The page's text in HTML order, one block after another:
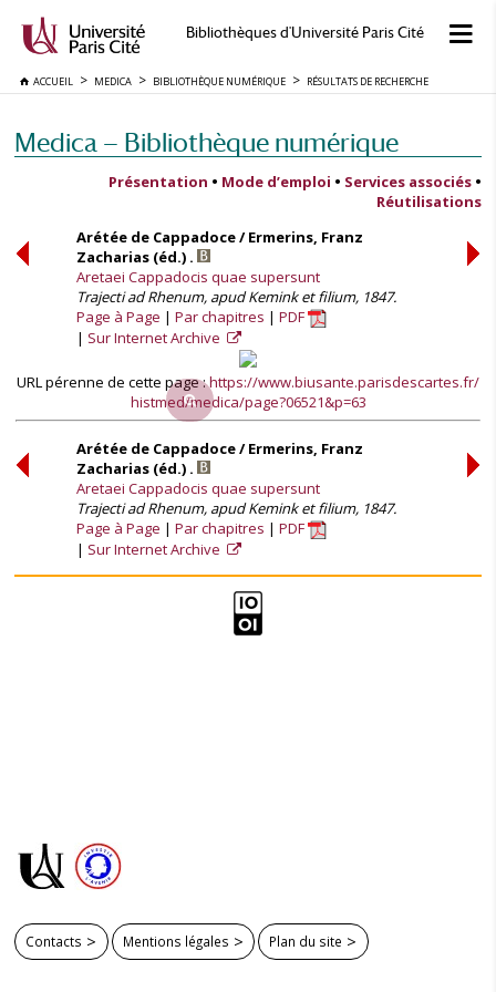
Bibliothèques d'Université Paris Cité
ACCUEIL MEDICA BIBLIOTHÈQUE NUMÉRIQUE RÉSULTATS DE RECHERCHE
Medica — Bibliothèque numérique
Présentation • Mode d’emploi • Services associés •
Réutilisations
Arétée de Cappadoce / Ermerins, Franz
Zacharias (éd.) .
Aretaei Cappadocis quae supersunt
Trajecti ad Rhenum, apud Kemink et filium, 1847.
Page à Page
Par chapitres
PDF
Sur Internet Archive
URL pérenne de cette page :https://www.biusante.parisdescartes.fr/
histmed/medica/page?06521&p=63
Arétée de Cappadoce / Ermerins, Franz
Zacharias (éd.) .
Aretaei Cappadocis quae supersunt
Trajecti ad Rhenum, apud Kemink et filium, 1847.
Page à Page
Par chapitres
PDF
Sur Internet Archive
Contacts Mentions légales Plan du site